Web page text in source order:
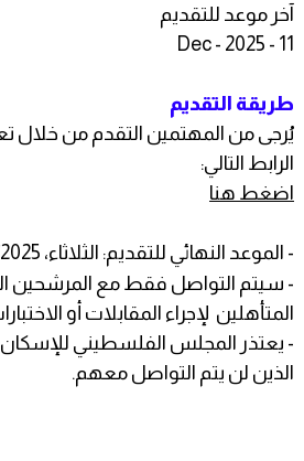
آخر موعد للتقديم
11 - Dec - 2025
طريقة التقديم
يُرجى من المهتمين التقدم من خلال
الرابط التالي:
اضغط هنا
- الموعد النهائي للتقديم: الثلاثاء، 11/12/2025
- سيتم التواصل فقط مع المرشحين
المتأهلين لإجراء المقابلات أو
- يعتذر المجلس الفلسطيني
الذين لن يتم التواصل معهم.